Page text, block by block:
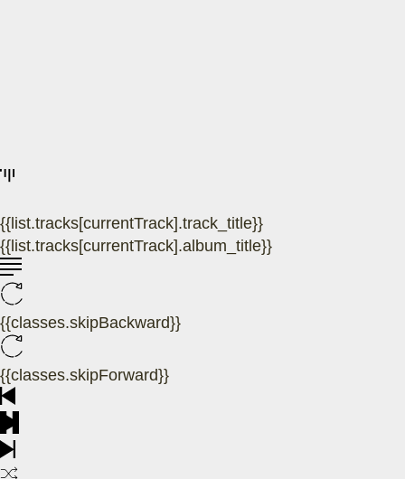
{{list.tracks[currentTrack].track_title}}
{{list.tracks[currentTrack].album_title}}
{{classes.skipBackward}}
{{classes.skipForward}}